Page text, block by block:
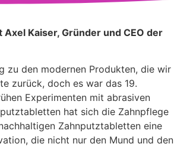
Kaiser, Gründer und CEO der
zu den modernen Produkten, die wir
zurück, doch es war das 19.
Experimenten mit abrasiven
hat sich die Zahnpflege
Zahnputztabletten eine
die nicht nur den Mund und den